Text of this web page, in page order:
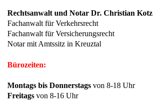
Rechtsanwalt und Notar Dr. Christian Kotz
Fachanwalt für Verkehrsrecht
Fachanwalt für Versicherungsrecht
Notar mit Amtssitz in Kreuztal
Bürozeiten:
Montags bis Donnerstags von 8-18 Uhr
Freitags von 8-16 Uhr